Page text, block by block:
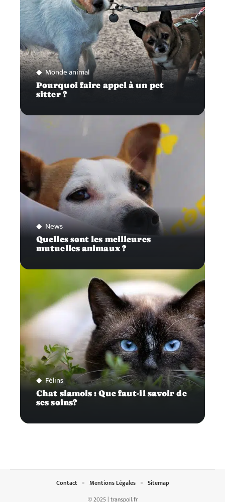
Monde animal
Pourquoi faire appel à un pet
sitter ?
News
Quelles sont les meilleures
mutuelles animaux ?
Félins
Chat siamois : Que faut-il savoir de
ses soins?
© 2025 | transpoil.fr
Contact Mentions Légales Sitemap